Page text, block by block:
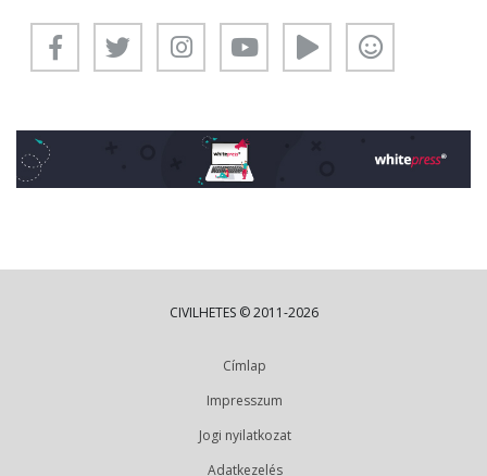
CIVILHETES © 2011-2026
Címlap
Impresszum
Jogi nyilatkozat
Adatkezelés